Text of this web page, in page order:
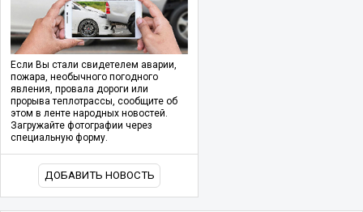
Если Вы стали свидетелем аварии,
пожара, необычного погодного
явления, провала дороги или
прорыва теплотрассы, сообщите об
этом в ленте народных новостей.
Загружайте фотографии через
специальную форму.
ДОБАВИТЬ НОВОСТЬ